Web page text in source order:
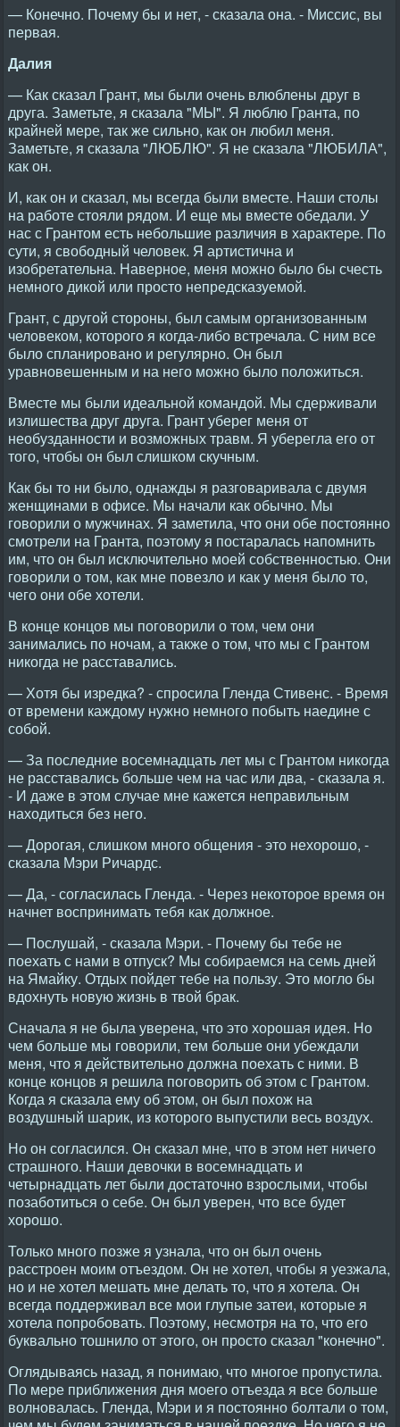
— Конечно. Почему бы и нет, - сказала она. - Миссис, вы
первая.
Далия
— Как сказал Грант, мы были очень влюблены друг в
друга. Заметьте, я сказала "МЫ". Я люблю Гранта, по
крайней мере, так же сильно, как он любил меня.
Заметьте, я сказала "ЛЮБЛЮ". Я не сказала "ЛЮБИЛА",
как он.
И, как он и сказал, мы всегда были вместе. Наши столы
на работе стояли рядом. И еще мы вместе обедали. У
нас с Грантом есть небольшие различия в характере. По
сути, я свободный человек. Я артистична и
изобретательна. Наверное, меня можно было бы счесть
немного дикой или просто непредсказуемой.
Грант, с другой стороны, был самым организованным
человеком, которого я когда-либо встречала. С ним все
было спланировано и регулярно. Он был
уравновешенным и на него можно было положиться.
Вместе мы были идеальной командой. Мы сдерживали
излишества друг друга. Грант уберег меня от
необузданности и возможных травм. Я уберегла его от
того, чтобы он был слишком скучным.
Как бы то ни было, однажды я разговаривала с двумя
женщинами в офисе. Мы начали как обычно. Мы
говорили о мужчинах. Я заметила, что они обе постоянно
смотрели на Гранта, поэтому я постаралась напомнить
им, что он был исключительно моей собственностью. Они
говорили о том, как мне повезло и как у меня было то,
чего они обе хотели.
В конце концов мы поговорили о том, чем они
занимались по ночам, а также о том, что мы с Грантом
никогда не расставались.
— Хотя бы изредка? - спросила Гленда Стивенс. - Время
от времени каждому нужно немного побыть наедине с
собой.
— За последние восемнадцать лет мы с Грантом никогда
не расставались больше чем на час или два, - сказала я.
- И даже в этом случае мне кажется неправильным
находиться без него.
— Дорогая, слишком много общения - это нехорошо, -
сказала Мэри Ричардс.
— Да, - согласилась Гленда. - Через некоторое время он
начнет воспринимать тебя как должное.
— Послушай, - сказала Мэри. - Почему бы тебе не
поехать с нами в отпуск? Мы собираемся на семь дней
на Ямайку. Отдых пойдет тебе на пользу. Это могло бы
вдохнуть новую жизнь в твой брак.
Сначала я не была уверена, что это хорошая идея. Но
чем больше мы говорили, тем больше они убеждали
меня, что я действительно должна поехать с ними. В
конце концов я решила поговорить об этом с Грантом.
Когда я сказала ему об этом, он был похож на
воздушный шарик, из которого выпустили весь воздух.
Но он согласился. Он сказал мне, что в этом нет ничего
страшного. Наши девочки в восемнадцать и
четырнадцать лет были достаточно взрослыми, чтобы
позаботиться о себе. Он был уверен, что все будет
хорошо.
Только много позже я узнала, что он был очень
расстроен моим отъездом. Он не хотел, чтобы я уезжала,
но и не хотел мешать мне делать то, что я хотела. Он
всегда поддерживал все мои глупые затеи, которые я
хотела попробовать. Поэтому, несмотря на то, что его
буквально тошнило от этого, он просто сказал "конечно".
Оглядываясь назад, я понимаю, что многое пропустила.
По мере приближения дня моего отъезда я все больше
волновалась. Гленда, Мэри и я постоянно болтали о том,